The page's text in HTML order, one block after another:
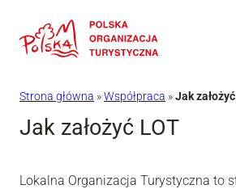
do
Strona główna »Współpraca »Jak
Jak założyć LOT
Lokalna Organizacja Turystyczna to